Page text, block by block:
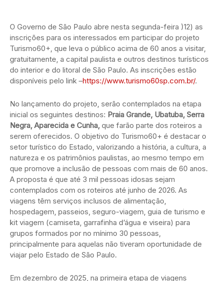
O Governo de São Paulo abre nesta segunda-feira )12) as
inscrições para os interessados em participar do projeto
Turismo60+, que leva o público acima de 60 anos a visitar,
gratuitamente, a capital paulista e outros destinos turísticos
do interior e do litoral de São Paulo. As inscrições estão
disponíveis pelo link –https://www.turismo60sp.com.br/.
No lançamento do projeto, serão contemplados na etapa
inicial os seguintes destinos: Praia Grande, Ubatuba, Serra
Negra, Aparecida e Cunha, que farão parte dos roteiros a
serem oferecidos. O objetivo do Turismo60+ é destacar o
setor turístico do Estado, valorizando a história, a cultura, a
natureza e os patrimônios paulistas, ao mesmo tempo em
que promove a inclusão de pessoas com mais de 60 anos.
A proposta é que até 3 mil pessoas idosas sejam
contemplados com os roteiros até junho de 2026. As
viagens têm serviços inclusos de alimentação,
hospedagem, passeios, seguro-viagem, guia de turismo e
kit viagem (camiseta, garrafinha d’água e viseira) para
grupos formados por no mínimo 30 pessoas,
principalmente para aquelas não tiveram oportunidade de
viajar pelo Estado de São Paulo.
Em dezembro de 2025, na primeira etapa de viagens